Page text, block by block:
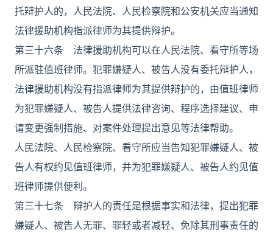
托辩护人的，人民法院、人民检察院和公安机关应当通知
法律援助机构指派律师为其提供辩护。
第三十六条 法律援助机构可以在人民法院、看守所等场
所派驻值班律师。犯罪嫌疑人、被告人没有委托辩护人，
法律援助机构没有指派律师为其提供辩护的，由值班律师
为犯罪嫌疑人、被告人提供法律咨询、程序选择建议、申
请变更强制措施、对案件处理提出意见等法律帮助。
人民法院、人民检察院、看守所应当告知犯罪嫌疑人、被
告人有权约见值班律师，并为犯罪嫌疑人、被告人约见值
班律师提供便利。
第三十七条 辩护人的责任是根据事实和法律，提出犯罪
嫌疑人、被告人无罪、罪轻或者减轻、免除其刑事责任的